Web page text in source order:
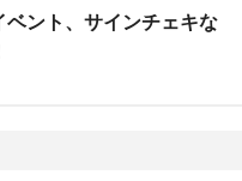
ント、サインチェキな